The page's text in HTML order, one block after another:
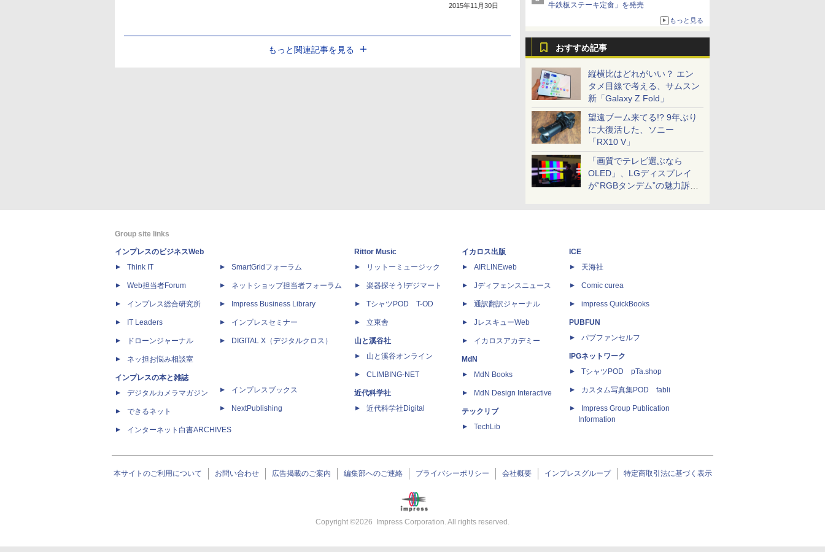
牛鉄板ステーキ定食」を発売
もっと見る
おすすめ記事
縦横比はどれがいい？ エン
タメ目線で考える、サムスン
新「Galaxy Z Fold」
望遠ブーム来てる!? 9年ぶり
に大復活した、ソニー
「RX10 V」
「画質でテレビ選ぶなら
OLED」、LGディスプレイ
が“RGBタンデム”の魅力訴
2015年11月30日
もっと関連記事を見る
Group site links
インプレスのビジネスWeb
Think IT
Web担当者Forum
インプレス総合研究所
IT Leaders
ドローンジャーナル
ネッ担お悩み相談室
インプレスの本と雑誌
デジタルカメラマガジン
できるネット
インターネット白書ARCHIVES
SmartGridフォーラム
ネットショップ担当者フォーラム
Impress Business Library
インプレスセミナー
DIGITAL X（デジタルクロス）
インプレスブックス
NextPublishing
Rittor Music
リットーミュージック
楽器探そう!デジマート
TシャツPOD T-OD
立東舎
山と溪谷社
山と溪谷オンライン
CLIMBING-NET
近代科学社
近代科学社Digital
イカロス出版
AIRLINEweb
Jディフェンスニュース
通訳翻訳ジャーナル
JレスキューWeb
イカロスアカデミー
MdN
MdN Books
MdN Design Interactive
テックリブ
TechLib
ICE
天海社
Comic curea
impress QuickBooks
PUBFUN
パブファンセルフ
IPGネットワーク
TシャツPOD pTa.shop
カスタム写真集POD fabli
Impress Group Publication
Information
本サイトのご利用について お問い合わせ 広告掲載のご案内 編集部へのご連絡 プライバシーポリシー 会社概要 インプレスグループ 特定商取引法に基づく表示
Copyright ©2026 Impress Corporation. All rights reserved.